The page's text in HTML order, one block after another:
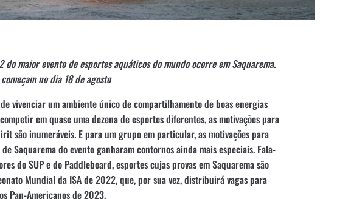
do maior evento de esportes aquáticos do mundo ocorre em Saquarema.
no dia 18 de agosto
vivenciar um ambiente único de compartilhamento de boas energias
em quase uma dezena de esportes diferentes, as motivações para
são inumeráveis. E para um grupo em particular, as motivações para
Saquarema do evento ganharam contornos ainda mais especiais. Fala-
do SUP e do Paddleboard, esportes cujas provas em Saquarema são
Mundial da ISA de 2022, que, por sua vez, distribuirá vagas para
Pan-Americanos de 2023.